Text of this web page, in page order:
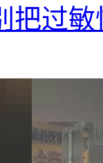
把过